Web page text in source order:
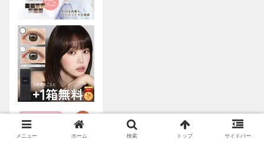
メニュー ホーム 検索 トップ サイドバー